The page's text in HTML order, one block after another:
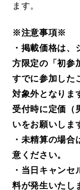
ます。
※注意事項※
・掲載価格は
方限定の「初参
すでに参加した
対象外となりま
受付時に定価（
いをお願いしま
・未精算の場
意ください。
・当日キャン
料が発生いたし